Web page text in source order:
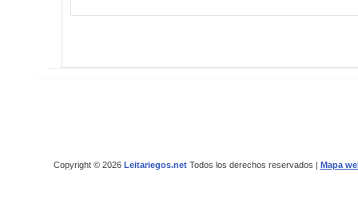
Copyright © 2026 Leitariegos.netTodos los derechos reservados | Mapa